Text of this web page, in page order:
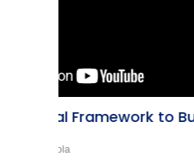
Izglītojošie
veicināšanai